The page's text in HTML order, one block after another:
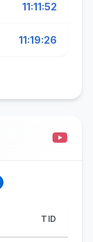
11:11:52
11:19:26
TID